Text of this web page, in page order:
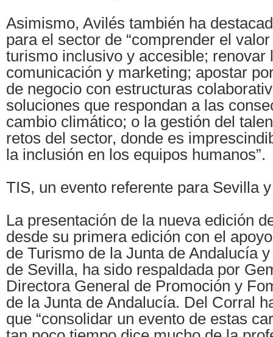
Asimismo, Avilés también ha
para el sector de “comprender el
turismo inclusivo y accesible; renovar
comunicación y marketing; apostar
de negocio con estructuras
soluciones que respondan a las
cambio climático; o la gestión del
retos del sector, donde es
la inclusión en los equipos humanos”.
TIS, un evento referente para Sevilla
La presentación de la nueva edición
desde su primera edición con el
de Turismo de la Junta de Andalucía
de Sevilla, ha sido respaldada por
Directora General de Promoción y
de la Junta de Andalucía. Del Corral
que “consolidar un evento de estas